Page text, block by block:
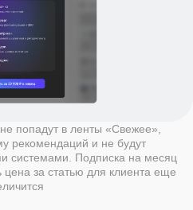
попадут в ленты «Свежее»,
рекомендаций и не будут
системами. Подписка на месяц
цена за статью для клиента еще